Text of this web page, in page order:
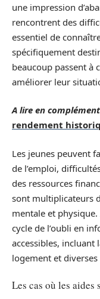
une impression
rencontrent des
essentiel de
spécifiquement
beaucoup passent à
améliorer leur
A lire en
rendement
Les jeunes peuvent
de l’emploi,
des ressources
sont multiplicateurs
mentale et
cycle de l’oubli en
accessibles, incluant
logement et
Les cas où les aides